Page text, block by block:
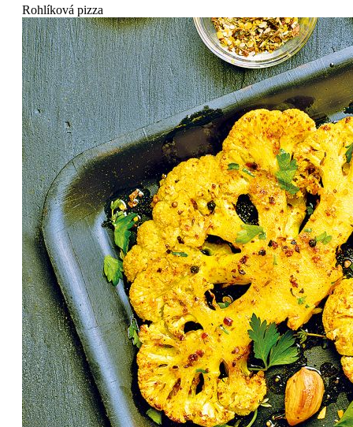
Rohlíková pizza